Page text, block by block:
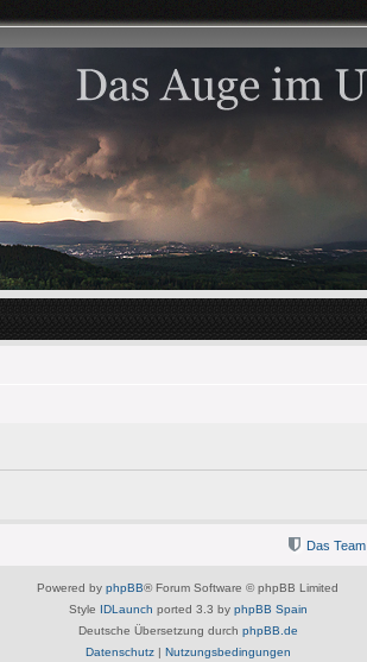
Das Team
Powered by phpBB® Forum Software © phpBB Limited
Style IDLaunch ported 3.3 by phpBB Spain
Deutsche Übersetzung durch phpBB.de
Datenschutz| Nutzungsbedingungen